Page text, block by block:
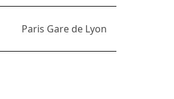
Paris Gare de Lyon